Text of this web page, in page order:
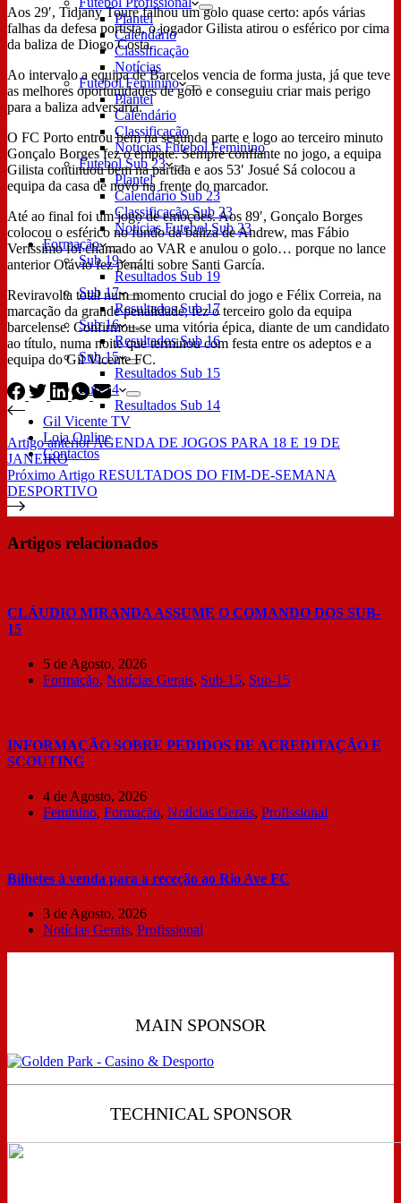
Plantel
Calendário
Classificação
Notícias
Futebol Feminino
Plantel
Calendário
Classificação
Notícias Futebol Feminino
Futebol Sub 23
Plantel
Calendário Sub 23
Classificação Sub 23
Notícias Futebol Sub 23
Formação
Sub 19
Resultados Sub 19
Sub 17
Resultados Sub 17
Sub 16
Resultados Sub 16
Sub 15
Resultados Sub 15
Sub 14
Resultados Sub 14
Gil Vicente TV
Loja Online
Contactos
Aos 29′, Tidjany Touré falhou um golo quase certo: após várias
falhas da defesa portista, o jogador Gilista atirou o esférico por cima
da baliza de Diogo Costa.
Ao intervalo a equipa de Barcelos vencia de forma justa, já que teve
as melhores oportunidades de golo e conseguiu criar mais perigo
para a baliza adversária.
O FC Porto entrou bem na segunda parte e logo ao terceiro minuto
Gonçalo Borges fez o empate. Sempre confiante no jogo, a equipa
Gilista continuou bem na partida e aos 53′ Josué Sá colocou a
equipa da casa de novo na frente do marcador.
Até ao final foi um jogo de emoções. Aos 89′, Gonçalo Borges
colocou o esférico no fundo da baliza de Andrew, mas Fábio
Veríssimo foi chamado ao VAR e anulou o golo… porque no lance
anterior Otávio fez penálti sobre Santi García.
Reviravolta total num momento crucial do jogo e Félix Correia, na
marcação da grande penalidade, fez o terceiro golo da equipa
barcelense. Confirmou-se uma vitória épica, diante de um candidato
ao título, numa noite que terminou com festa entre os adeptos e a
equipa do Gil Vicente FC.
ArtigoanteriorAGENDA DE JOGOS PARA 18 E 19 DE
JANEIRO
Próximo Artigo RESULTADOS DO FIM-DE-SEMANA
DESPORTIVO
Artigos relacionados
CLÁUDIO MIRANDA ASSUME O COMANDO DOS SUB-
15
5 de Agosto, 2026
Formação, Notícias Gerais, Sub-15, Sub-15
INFORMAÇÃO SOBRE PEDIDOS DE ACREDITAÇÃO E
SCOUTING
4 de Agosto, 2026
Feminino, Formação, Notícias Gerais, Profissional
Bilhetes à venda para a receção ao Rio Ave FC
3 de Agosto, 2026
Notícias Gerais, Profissional
MAIN SPONSOR
TECHNICAL SPONSOR